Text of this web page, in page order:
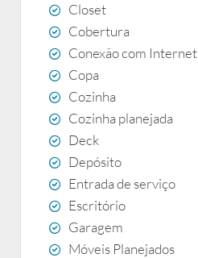
Closet
Cobertura
Conexão com Internet
Copa
Cozinha
Cozinha planejada
Deck
Depósito
Entrada de serviço
Escritório
Garagem
Móveis Planejados